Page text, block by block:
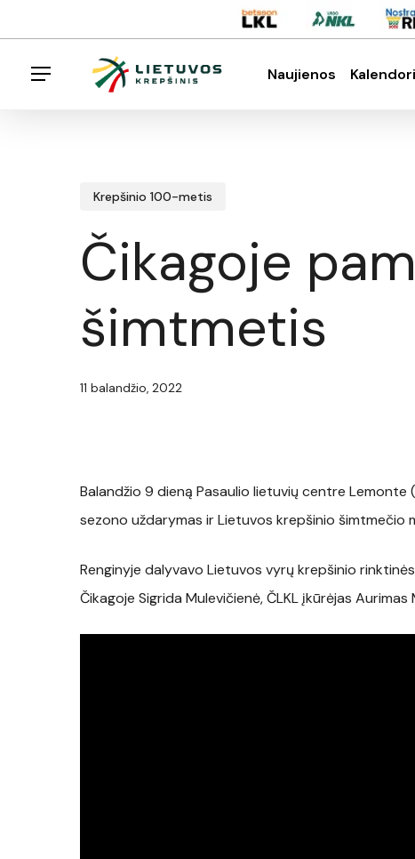
to
Menu
Naujienos
Krepšinio 100-metis
Čikagoje
šimtmetis
11 balandžio, 2022
Balandžio 9 dieną Pasaulio lietuvių centre
sezono uždarymas ir Lietuvos krepšinio šimtmečio
Renginyje dalyvavo Lietuvos vyrų krepšinio
Čikagoje Sigrida Mulevičienė, ČLKL įkūrėjas